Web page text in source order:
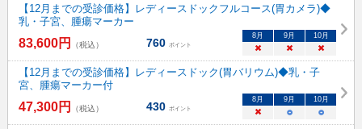
【12月までの受診価格】レディースドックフルコース(胃カメラ)◆
乳・子宮、腫瘍マーカー
83,600円 （税込） 760 ポイント
8月 9月 10月
× × ×
【12月までの受診価格】レディースドック(胃バリウム)◆乳・子
宮、腫瘍マーカー付
47,300円 （税込） 430 ポイント
8月 9月 10月
× ○ ○